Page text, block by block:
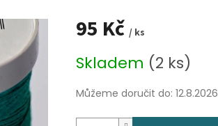
95 Kč / ks
cena:
Skladem (2 ks)
Můžeme doručit do: 12.8.2026